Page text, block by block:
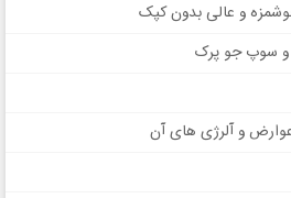
و عالی بدون کپک
سوپ جو پرک
و آلرژی های آن